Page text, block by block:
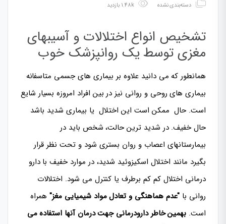
دسته‌بندی نشده 1.48k بازدید
تشخیص انواع اختلالات و آسیبهای
مغزی توسط یک روانپزشک خوب
همانطور که می دانید علاوه بر بیماری های جسمی متاسفانه
بیماری های روحی و روانی نیز در بین افراد امروزه بسیار شایع
است. حال ممکن است این اختلال یا بیماری شدید باشد
حال خفیف. در شدید ترین حالت، شخص باید در
بیمارستانهای اعصاب و روان بستری شود و تحت نظر قرار
بگیرد مانند اختلال اسکیزوئید شدید، در موارد خفیف با دارو
درمانی اختلال کم کم برطرف یا کنترل می شود. اختلالات
روانی با "عدم هماهنگی و تعادل مواد شیمیایی مغز"همراه
است. بهمین خاطر دارودرمانی جهت درمان آنها استفاده می